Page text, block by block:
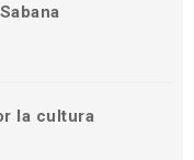
la cultura